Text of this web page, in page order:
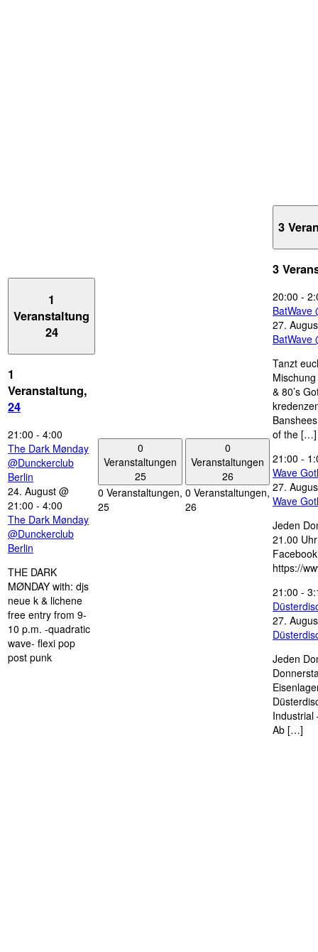
1
Veranstaltung
24
1
Veranstaltung,
24
21:00 - 4:00
The Dark Mønday
@Dunckerclub
Berlin
24. August @
21:00 - 4:00
The Dark Mønday
@Dunckerclub
Berlin
THE DARK
MØNDAY with: djs
neue k & lichene
free entry from 9-
10 p.m. -quadratic
wave- flexi pop
post punk
0
Veranstaltungen
25
0 Veranstaltungen,
25
0
Veranstaltungen
26
0 Veranstaltungen,
26
3
3
20:00 -
BatWave
27.
BatWave
Tanzt
& 80’s
of the […]
21:00 -
Wave
27.
Wave
Jeden
21.00
https://
21:00 -
27.
Jeden
Industrial
Ab […]